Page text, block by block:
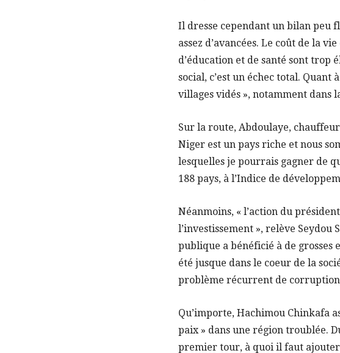
Il dresse cependant un bilan peu
assez d’avancées. Le coût de la
d’éducation et de santé sont trop
social, c’est un échec total. Quant
villages vidés », notamment dans
Sur la route, Abdoulaye, chauffeur
Niger est un pays riche et nous
lesquelles je pourrais gagner de
188 pays, à l’Indice de
Néanmoins, « l’action du
l’investissement », relève
publique a bénéficié à de grosses
été jusque dans le coeur de la
problème récurrent de
Qu’importe, Hachimou Chinkafa
paix » dans une région troublée.
premier tour, à quoi il faut ajouter